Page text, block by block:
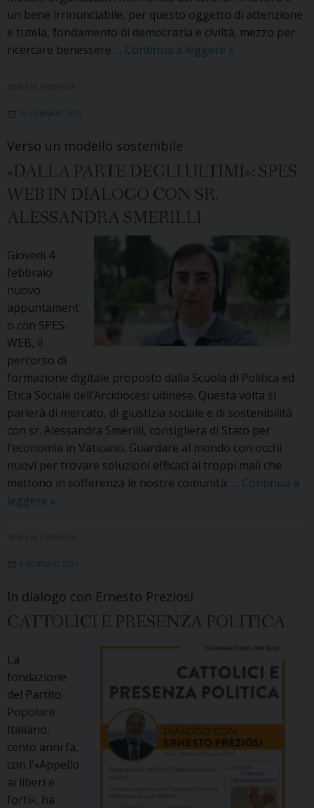
un bene irrinunciabile, per questo oggetto di attenzione
e tutela, fondamento di democrazia e civiltà, mezzo per
ricercare benessere … Continua a leggere «Pandemia
con
»
NEWS IN EVIDENZA
25 GENNAIO 2021
Verso un modello sostenibile
«DALLA PARTE DEGLI ULTIMI»: SPES
WEB IN DIALOGO CON SR.
ALESSANDRA SMERILLI
Giovedì 4
febbraio
nuovo
appuntament
o con SPES-
WEB, il
percorso di
formazione digitale proposto dalla Scuola di Politica ed
Etica Sociale dell’Arcidiocesi udinese. Questa volta si
parlerà di mercato, di giustizia sociale e di sostenibilità
con sr. Alessandra Smerilli, consigliera di Stato per
l’economia in Vaticano. Guardare al mondo con occhi
nuovi per trovare soluzioni efficaci ai troppi mali che
mettono in sofferenza le nostre comunità. … Continua a
leggere «Dalla
degli
SPES
in
dialogo
Alessandra
Smerilli
»
NEWS IN EVIDENZA
4 GENNAIO 2021
In dialogo con Ernesto Preziosi
CATTOLICI E PRESENZA POLITICA
La
fondazione
del Partito
Popolare
Italiano,
cento anni fa,
con l’«Appello
ai liberi e
forti», ha